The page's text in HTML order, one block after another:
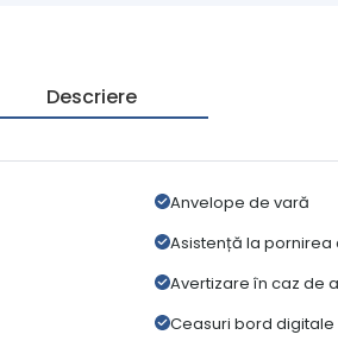
Descriere
Anvelope de vară
Asistență la pornirea
Avertizare în caz de
Ceasuri bord digitale